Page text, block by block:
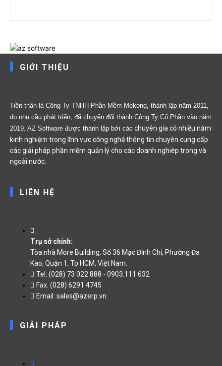
GIỚI THIỆU
Tiền thân là Công Ty TNHH Phần Mềm Mekong, thành lập năm 2011,
do nhu cầu phát triển, đã chuyển đổi thành Công Ty Cổ Phần vào năm
2019. AZ Software được thành lập bởi các chuyên gia có nhiều năm
kinh nghiệm trong lĩnh vực công nghệ thông tin chuyên cung cấp
các giải pháp phần mềm quản lý cho các doanh nghiêp trong và
ngoài nước.
LIÊN HỆ
Trụ sở chính:
Tòa nhà More Building, Số 36 Mạc Đĩnh Chi, Phường Đa
Kao, Quận 1, Tp HCM, Việt Nam.
Tel: (028) 73 022 888 - 0903.111.632
Fax: (028) 6291 4745
Email: sales@azerp.vn
GIẢI PHÁP